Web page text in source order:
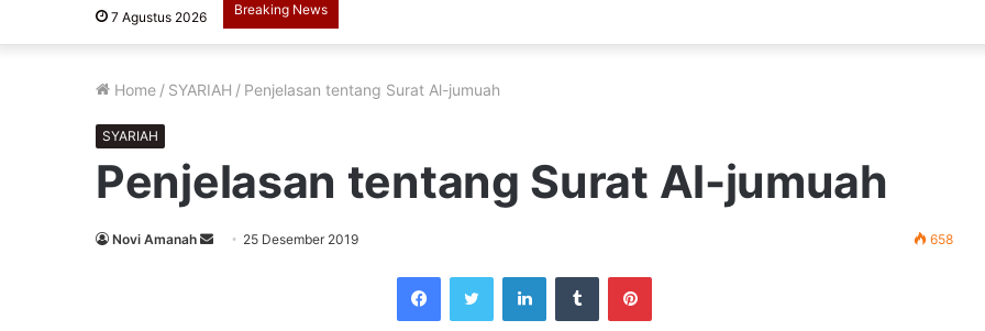
7 Agustus 2026 Breaking News
Home / SYARIAH / Penjelasan tentang Surat Al-jumuah
SYARIAH
Penjelasan tentang Surat Al-jumuah
Novi Amanah
Send 25 Desember 2019 658
FacebookTwitterLinkedInTumblrPinterest